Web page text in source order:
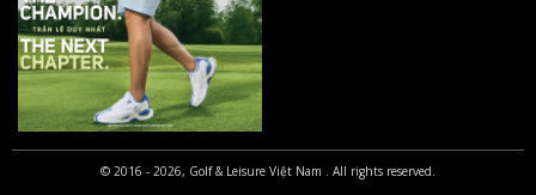
© 2016 - 2026, Golf & Leisure Việt Nam . All rights reserved.